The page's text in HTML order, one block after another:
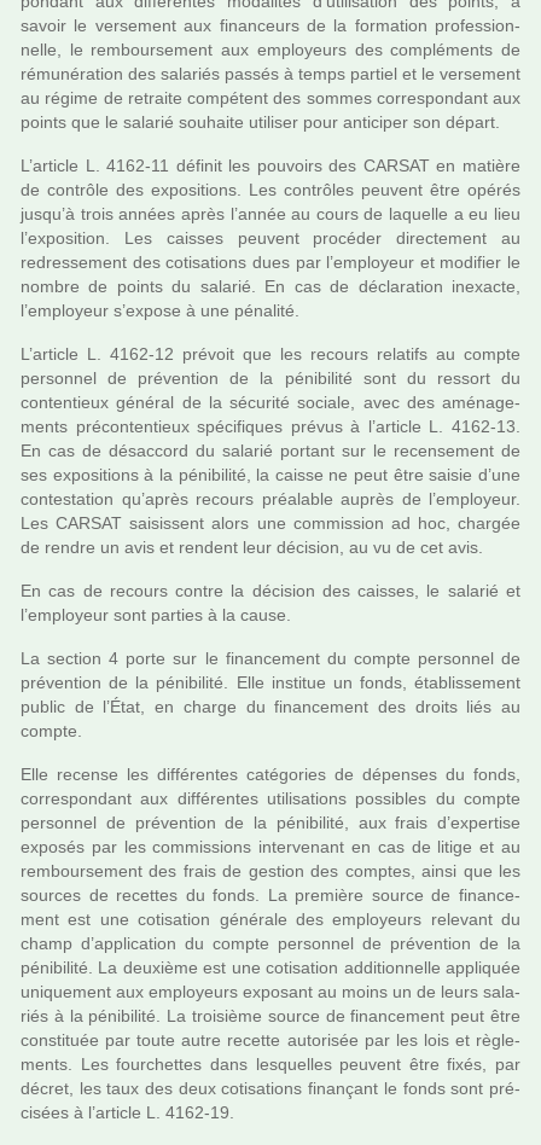
savoir le ver­se­ment aux finan­ceurs de la for­ma­tion pro­fes­sion­
nelle, le rem­bour­se­ment aux employeurs des com­plé­ments de
rému­né­ra­tion des sala­riés passés à temps par­tiel et le ver­se­ment
au régime de retraite com­pé­tent des sommes cor­res­pon­dant aux
points que le sala­rié sou­haite uti­li­ser pour anti­ci­per son départ.
L’arti­cle L. 4162-11 défi­nit les pou­voirs des CARSAT en matière
de contrôle des expo­si­tions. Les contrô­les peu­vent être opérés
jusqu’à trois années après l’année au cours de laquelle a eu lieu
l’expo­si­tion. Les cais­ses peu­vent pro­cé­der direc­te­ment au
redres­se­ment des coti­sa­tions dues par l’employeur et modi­fier le
nombre de points du sala­rié. En cas de décla­ra­tion inexacte,
l’employeur s’expose à une péna­lité.
L’arti­cle L. 4162-12 pré­voit que les recours rela­tifs au compte
per­son­nel de pré­ven­tion de la péni­bi­lité sont du res­sort du
conten­tieux géné­ral de la sécu­rité sociale, avec des amé­na­ge­
ments pré­conten­tieux spé­ci­fi­ques prévus à l’arti­cle L. 4162-13.
En cas de désac­cord du sala­rié por­tant sur le recen­se­ment de
ses expo­si­tions à la péni­bi­lité, la caisse ne peut être saisie d’une
contes­ta­tion qu’après recours préa­la­ble auprès de l’employeur.
Les CARSAT sai­sis­sent alors une com­mis­sion ad hoc, char­gée
de rendre un avis et ren­dent leur déci­sion, au vu de cet avis.
En cas de recours contre la déci­sion des cais­ses, le sala­rié et
l’employeur sont par­ties à la cause.
La sec­tion 4 porte sur le finan­ce­ment du compte per­son­nel de
pré­ven­tion de la péni­bi­lité. Elle ins­ti­tue un fonds, établissement
public de l’État, en charge du finan­ce­ment des droits liés au
compte.
Elle recense les dif­fé­ren­tes caté­go­ries de dépen­ses du fonds,
cor­res­pon­dant aux dif­fé­ren­tes uti­li­sa­tions pos­si­bles du compte
per­son­nel de pré­ven­tion de la péni­bi­lité, aux frais d’exper­tise
expo­sés par les com­mis­sions inter­ve­nant en cas de litige et au
rem­bour­se­ment des frais de ges­tion des comp­tes, ainsi que les
sour­ces de recet­tes du fonds. La pre­mière source de finan­ce­
ment est une coti­sa­tion géné­rale des employeurs rele­vant du
champ d’appli­ca­tion du compte per­son­nel de pré­ven­tion de la
péni­bi­lité. La deuxième est une coti­sa­tion addi­tion­nelle appli­quée
uni­que­ment aux employeurs expo­sant au moins un de leurs sala­
riés à la péni­bi­lité. La troi­sième source de finan­ce­ment peut être
cons­ti­tuée par toute autre recette auto­ri­sée par les lois et règle­
ments. Les four­chet­tes dans les­quel­les peu­vent être fixés, par
décret, les taux des deux coti­sa­tions finan­çant le fonds sont pré­
ci­sées à l’arti­cle L. 4162-19.